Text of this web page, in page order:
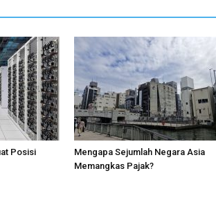
Posisi
Mengapa Sejumlah Negara Asia
Memangkas Pajak?